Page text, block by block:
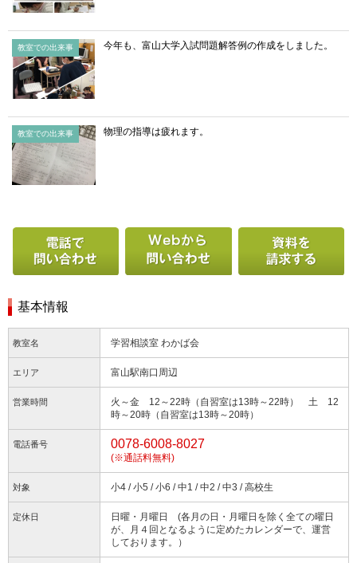
教室での出来事 今年も、富山大学入試問題解答例の作成をしました。
教室での出来事 物理の指導は疲れます。
基本情報
教室名 学習相談室 わかば会
エリア 富山駅南口周辺
営業時間
火～金 12～22時（自習室は13時～22時） 土 12
時～20時（自習室は13時～20時）
電話番号 0078-6008-8027
(※通話料無料)
対象 小4 / 小5 / 小6 / 中1 / 中2 / 中3 / 高校生
定休日
日曜・月曜日 (各月の日・月曜日を除く全ての曜日
が、月４回となるように定めたカレンダーで、運営
しております。）